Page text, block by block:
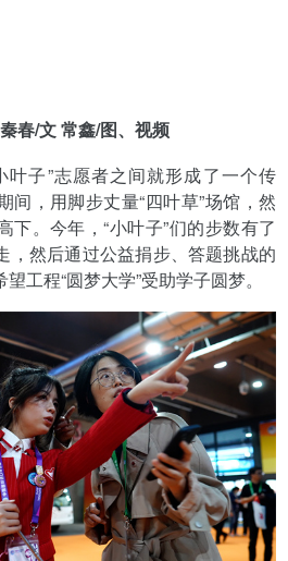
春/文 常鑫/图、视频
叶子”志愿者之间就形成了一个传
间，用脚步丈量“四叶草”场馆，然
下。今年，“小叶子”们的步数有了
，然后通过公益捐步、答题挑战的
工程“圆梦大学”受助学子圆梦。